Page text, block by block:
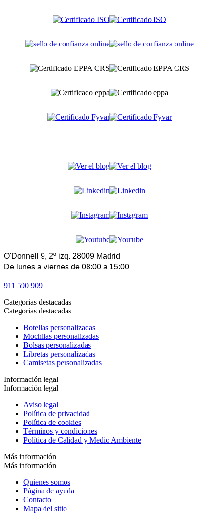
O'Donnell 9, 2º izq. 28009 Madrid
De lunes a viernes de 08:00 a 15:00
911 590 909
Categorias destacadas
Categorias destacadas
Botellas personalizadas
Mochilas personalizadas
Bolsas personalizadas
Libretas personalizadas
Camisetas personalizadas
Información legal
Información legal
Aviso legal
Política de privacidad
Política de cookies
Términos y condiciones
Política de Calidad y Medio Ambiente
Más información
Más información
Quienes somos
Página de ayuda
Contacto
Mapa del sitio